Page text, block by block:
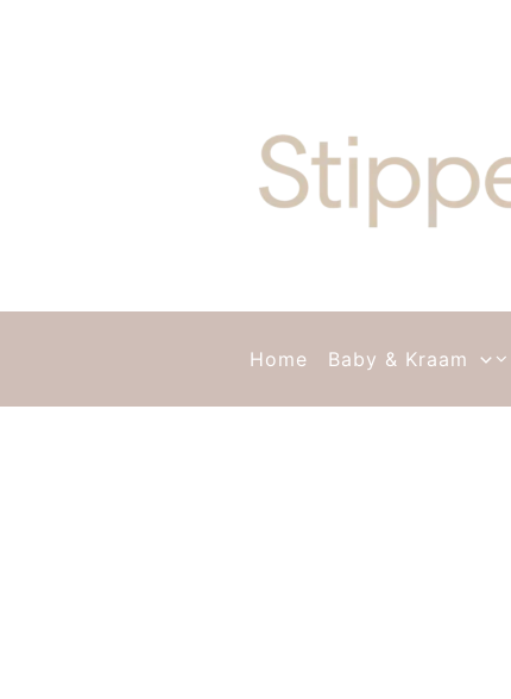
Home Baby & Kraam